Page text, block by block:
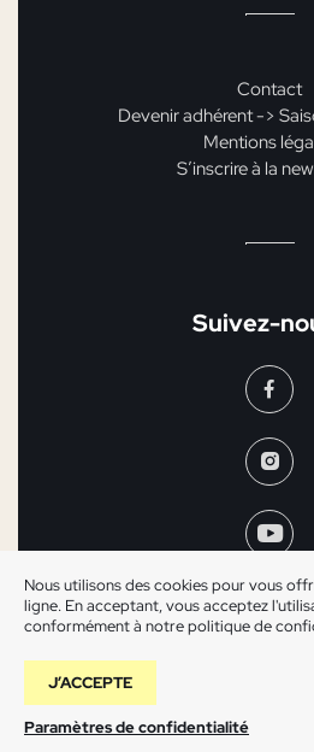
Contact
Devenir adhérent ->
Mentions
S’inscrire à la
Suivez-
©2025 Les Arlequins
Un site
Nous utilisons des cookies pour vous
ligne. En acceptant, vous acceptez
conformément à notre politique de
J’ACCEPTE
Paramètres de confidentialité